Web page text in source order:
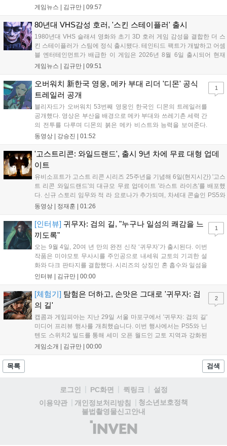
10,700원에서 10% 할인된 9,630원에 판매된다. 플레이어는 어
고 정령을 활용해 공동체를 성장시킬 수 있다. 따뜻한 손그림 그
모으고 있다....
게임뉴스 | 김규만 | 09:57
80년대 VHS감성 호러, '스킨 스테이플러' 출시
1980년대 VHS 슬래셔 영화와 초기 3D 호러 게임 감성을 결합한 더 스
킨 스테이플러가 스팀에 정식 출시됐다. 테인티드 팩트가 개발하고 어셈
블 엔터테인먼트가 배급한 이 게임은 2026년 8월 6일 출시되어 현재
15,000원에 판매 중이다. 캐리언 시티를 배경으로 연쇄살인 사건을 추적
통해 밀도 높은 공포를 선사한다....
게임뉴스 | 김규만 | 09:51
오버워치 新한국 영웅, 메카 부대 리더 '디몬' 공식
트레일러 공개
블리자드가 오버워치 53번째 영웅인 한국인 디몬의 트레일러를
공개했다. 영상은 부산을 배경으로 메카 부대와 쓰레기촌 세력 간
의 전투를 다루며 디몬의 붉은 메카 비스트와 능력을 보여준다.
블리자드는 7일 게임플레이 영상 공개를 시작으로 10일 시즌4 트
시할 예정이다. 향후 메카 부대와 탈론의 대립이 본격화될 전망이
다....
동영상 | 강승진 | 01:52
1
'고스트리콘: 와일드랜드', 출시 9년 차에 무료 대형 업데
이트
유비소프트가 고스트 리콘 시리즈 25주년을 기념해 6일(현지시간) '고스
트 리콘 와일드랜드'의 대규모 무료 업데이트 '라스트 라이츠'를 배포했
다. 신규 스토리 임무와 적 라 요로나가 추가되며, 차세대 콘솔인 PS5와
Xbox Series X|S에서 4K 60FPS를 지원한다. 또한 편의성 개선과 함께
리를 제공한다....
동영상 | 정재훈 | 01:26
[인터뷰] 귀무자: 검의 길, "누구나 일섬의 쾌감을 느
끼도록"
오는 9월 4일, 20여 년 만의 완전 신작 ‘귀무자’가 출시된다. 이번
작품은 미야모토 무사시를 주인공으로 내세워 교토의 기괴한 설
화와 다크 판타지를 결합했다. 시리즈의 상징인 혼 흡수와 일섬을
계승하면서도, 현대적인 검극 액션과 '무너뜨리기 일섬'을 더해 전
택에 따른 사무라이 액션을 구현하고자 했으며, 실제 검술 전문가
의 모션 캡처를 통해 리얼리티를 극대화했다. 세계관을 새롭게 재
구성한 이번 신작은 기존 시리즈와 설정은 다르지만, 특유의 통쾌
한 손맛과 다크 판타지 분위기를 충실히 담아내어 시리즈 팬과 신
규 이용자 모두에게 새로운 재미를 선사할 예정이다....
인터뷰 | 김규만 | 00:00
1
[체험기] 탐험은 더하고, 손맛은 그대로 '귀무자: 검
의 길'
캡콤과 게임피아는 지난 29일 서울 마포구에서 '귀무자: 검의 길'
미디어 프리뷰 행사를 개최했습니다. 이번 행사에서는 PS5와 닌
텐도 스위치2 빌드를 통해 세미 오픈 월드인 교토 지역과 강화된
액션 시스템을 공개했습니다. 주인공 미야모토 무사시가 오니를
가 특징입니다. 정식 출시를 앞두고 탄탄한 게임성을 선보여 기대
게임소개 | 김규만 | 00:00
2
목록 검색
로그인 PC화면 퀵링크
설정
이용약관
개인정보처리방침
청소년보호정책
불법촬영물신고안내
(주)
인